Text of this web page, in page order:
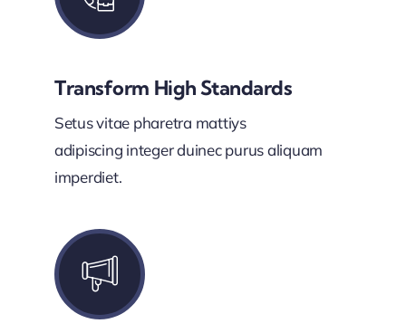
Transform High Standards
Setus vitae pharetra mattiys
adipiscing integer duinec purus aliquam
imperdiet.